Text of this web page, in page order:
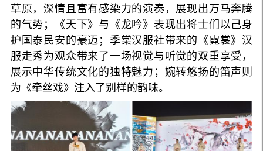
草原，深情且富有感染力的演奏，展现出万马奔腾
的气势；《天下》与《龙吟》表现出将士们以己身
护国泰民安的豪迈；季棠汉服社带来的《霓裳》汉
服走秀为观众带来了一场视觉与听觉的双重享受，
展示中华传统文化的独特魅力；婉转悠扬的笛声则
为《牵丝戏》注入了别样的韵味。